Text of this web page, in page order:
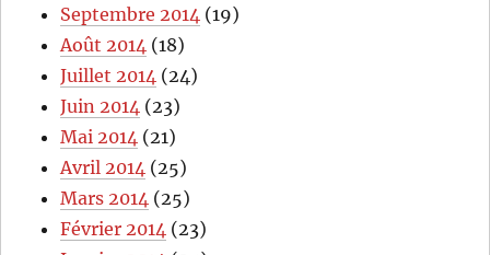
Septembre 2014 (19)
Août 2014 (18)
Juillet 2014 (24)
Juin 2014 (23)
Mai 2014 (21)
Avril 2014 (25)
Mars 2014 (25)
Février 2014 (23)